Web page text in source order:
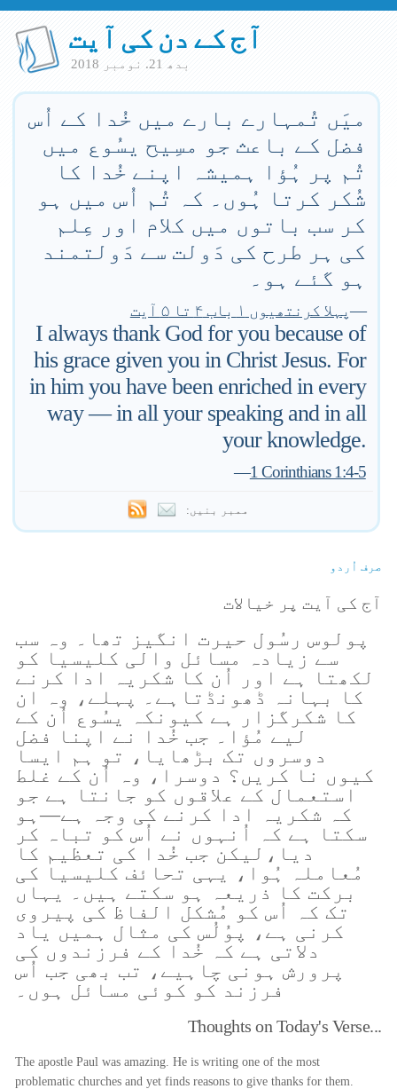
آج کے دن کی آیت
بدھ 21. نومبر 2018
میَں تُمہارے بارے میں خُدا کے اُس
فضل کے باعث جو مسِیح یسُوع میں
تُم پر ہُؤا ہمیشہ اپنے خُدا کا
شُکر کرتا ہُوں۔ کہ تُم اُس میں ہو
کر سب باتوں میں کلام اور عِلم
کی ہر طرح کی دَولت سے دَولتمند
ہو گئے ہو۔
—پہلا کرنتھیوں ۱ باب ۴ تا ۵ آیت
I always thank God for you because of
his grace given you in Christ Jesus. For
in him you have been enriched in every
way — in all your speaking and in all
your knowledge.
—1 Corinthians 1:4-5
ممبر بنیں:
صرف اُردو
آج کی آیت پر خیالات
پولوس رسُول حیرت انگیز تھا۔ وہ سب
سے زیادہ مسائل والی کلیسیا کو
لکھتا ہے اور اُن کا شکریہ ادا کرنے
کا بہانہ ڈھونڈتاہے۔ پہلے، وہ ان
کا شکرگزار ہے کیونکہ یسُوع اُن کے
لیے مُؤا۔ جب خُدا نے اپنا فضل
دوسروں تک بڑھایا، تو ہم ایسا
کیوں نا کریں؟ دوسرا، وہ اُن کے غلط
استعمال کے علاقوں کو جانتا ہے جو
کہ شکریہ ادا کرنے کی وجہ ہے—ہو
سکتا ہے کہ اُنہوں نے اُس کو تباہ کر
دیا،لیکن جب خُدا کی تعظیم کا
مُعاملہ ہُوا، یہی تحائف کلیسیا کی
برکت کا ذریعہ ہو سکتے ہیں۔ یہاں
تک کہ اُس کو مُشکل الفاظ کی پیروی
کرنی ہے، پوُلُس کی مثال ہمیں یاد
دلاتی ہے کہ خُدا کے فرزندوں کی
پرورش ہونی چاہیے، تب بھی جب اُس
فرزند کو کوئی مسائل ہوں۔
Thoughts on Today's Verse...
The apostle Paul was amazing. He is writing one of the most
problematic churches and yet finds reasons to give thanks for them.